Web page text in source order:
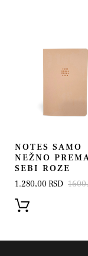
NOTES SAMO
NEŽNO
SEBI ROZE
1.280,00 RSD